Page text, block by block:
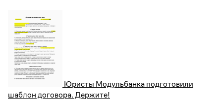
Юристы Модульбанка подготовили
шаблон договора. Держите!